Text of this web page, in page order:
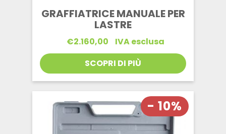
GRAFFIATRICE MANUALE PER
LASTRE
€2.160,00
IVA esclusa
SCOPRI DI PIÙ
- 10%